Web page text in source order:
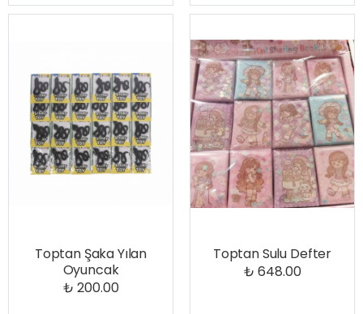
Toptan Şaka Yılan
Oyuncak
₺ 200.00
Toptan Sulu Defter
₺ 648.00